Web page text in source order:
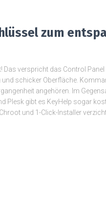
zum
verspricht das Control Panel
schicker Oberfläche.
angehören. Im
Plesk gibt es KeyHelp sogar
und 1-Click-Installer